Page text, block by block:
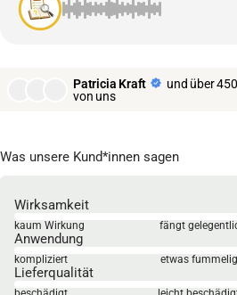
Patricia Kraft
und über
von uns
Was unsere Kund*innen sagen
Wirksamkeit
kaum Wirkung fängt
Anwendung
kompliziert etwas fummelig
Lieferqualität